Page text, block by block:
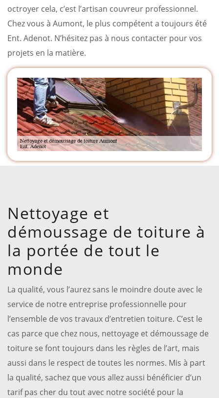
octroyer cela, c’est l’artisan couvreur professionnel.
Chez vous à Aumont, le plus compétent a toujours été
Ent. Adenot. N’hésitez pas à nous contacter pour vos
projets en la matière.
Nettoyage et
démoussage de toiture à
la portée de tout le
monde
La qualité, vous l’aurez sans le moindre doute avec le
service de notre entreprise professionnelle pour
l’ensemble de vos travaux d’entretien toiture. C’est le
cas parce que chez nous, nettoyage et démoussage de
toiture se font toujours dans les règles de l’art, mais
aussi dans le respect de toutes les normes. Mis à part
la qualité, sachez que vous allez aussi bénéficier d’un
tarif pas cher du tout avec notre société pour la